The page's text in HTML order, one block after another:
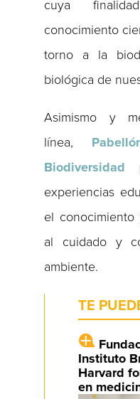
cuya
conocimiento
torno a la
biológica de
Asimismo y
línea,
Biodiversidad
experiencias
el
al cuidado y
ambiente.
TE
Instituto
Harvard
en